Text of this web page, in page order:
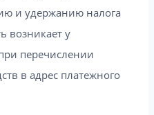
и удержанию налога
возникает у
перечислении
в адрес платежного